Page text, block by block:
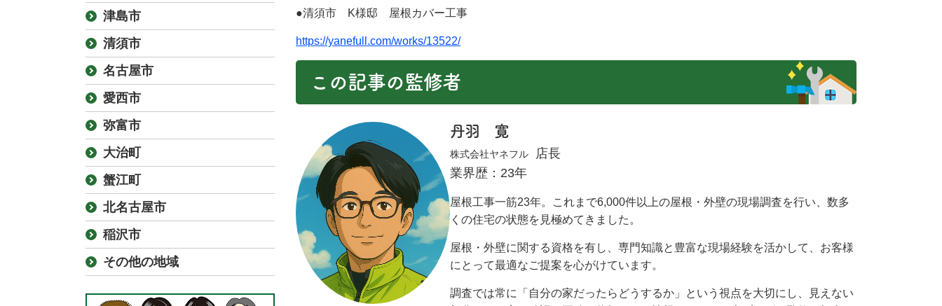
●清須市 K様邸 屋根カバー工事
https://yanefull.com/works/13522/
この記事の監修者
丹羽 寛
株式会社ヤネフル
店長
業界歴：23年
屋根工事一筋23年。これまで6,000件以上の屋根・外壁の現場調査を行い、数多
くの住宅の状態を見極めてきました。
屋根・外壁に関する資格を有し、専門知識と豊富な現場経験を活かして、お客様
にとって最適なご提案を心がけています。
調査では常に「自分の家だったらどうするか」という視点を大切にし、見えない
津島市
清須市
名古屋市
愛西市
弥富市
大治町
蟹江町
北名古屋市
稲沢市
その他の地域